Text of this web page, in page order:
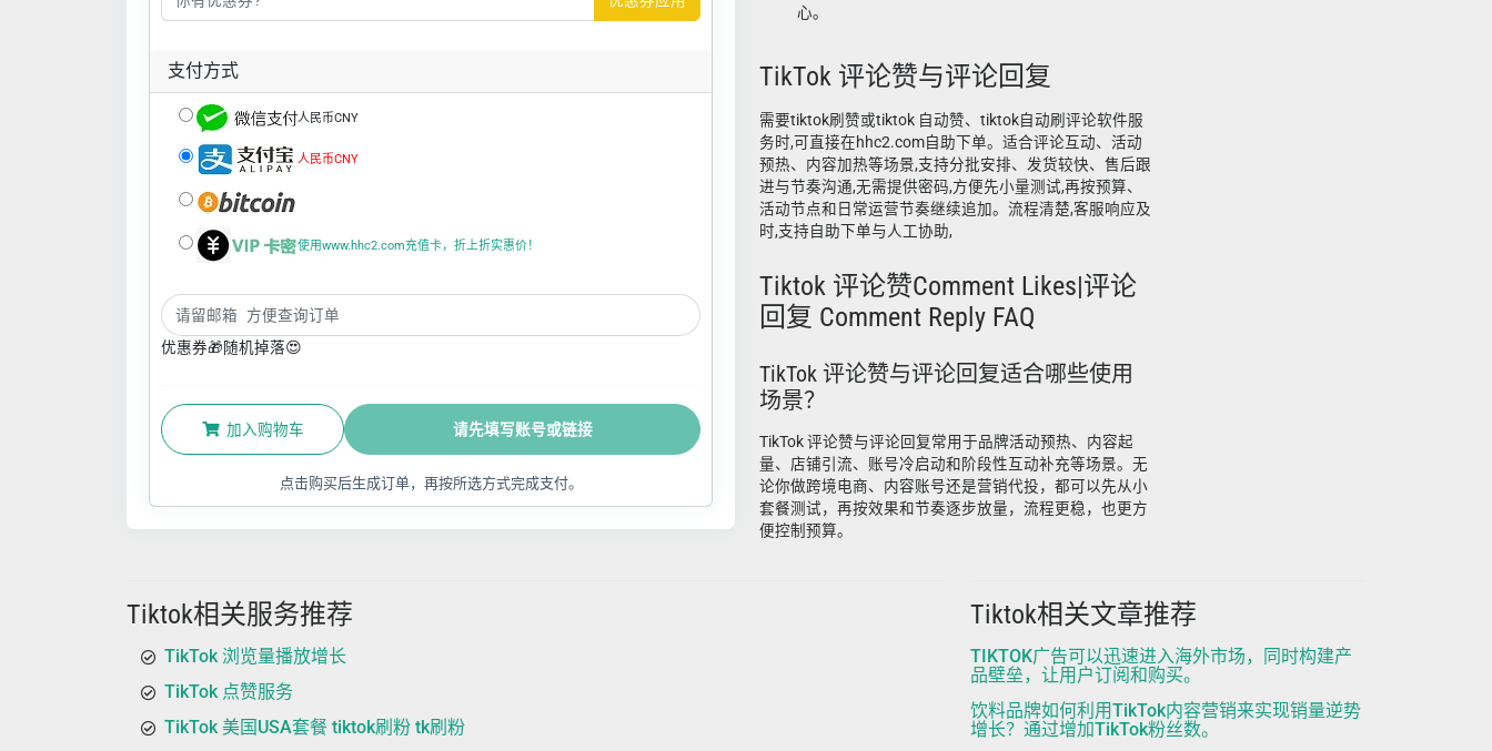
支付方式
人民币CNY
人民币CNY
使用www.hhc2.com充值卡，折上折实惠价！
优惠券🎁随机掉落😍
加入购物车 请先填写账号或链接
点击购买后生成订单，再按所选方式完成支付。
心。
TikTok 评论赞与评论回复
需要tiktok刷赞或tiktok 自动赞、tiktok自动刷评论软件服
务时,可直接在hhc2.com自助下单。适合评论互动、活动
预热、内容加热等场景,支持分批安排、发货较快、售后跟
进与节奏沟通,无需提供密码,方便先小量测试,再按预算、
活动节点和日常运营节奏继续追加。流程清楚,客服响应及
时,支持自助下单与人工协助,
Tiktok 评论赞Comment Likes|评论
回复 Comment Reply FAQ
TikTok 评论赞与评论回复适合哪些使用
场景？
TikTok 评论赞与评论回复常用于品牌活动预热、内容起
量、店铺引流、账号冷启动和阶段性互动补充等场景。无
论你做跨境电商、内容账号还是营销代投，都可以先从小
套餐测试，再按效果和节奏逐步放量，流程更稳，也更方
便控制预算。
Tiktok相关服务推荐
TikTok 浏览量播放增长
TikTok 点赞服务
TikTok 美国USA套餐 tiktok刷粉 tk刷粉
Tiktok相关文章推荐
TIKTOK广告可以迅速进入海外市场，同时构建产
品壁垒，让用户订阅和购买。
饮料品牌如何利用TikTok内容营销来实现销量逆势
增长？通过增加TikTok粉丝数。